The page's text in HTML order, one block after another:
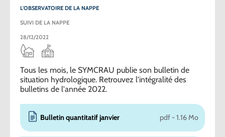
L'OBSERVATOIRE DE LA NAPPE
SUIVI DE LA NAPPE
28/12/2022
Tous les mois, le SYMCRAU publie son bulletin de
situation hydrologique. Retrouvez l'intégralité des
bulletins de l'année 2022.
Bulletin quantitatif janvier pdf - 1.16 Mo